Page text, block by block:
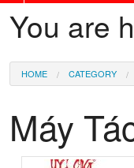
You are
HOME CATEGORY
Máy